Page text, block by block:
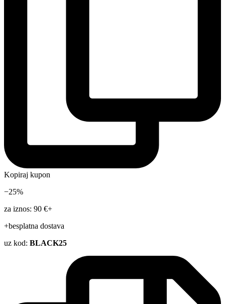
Kopiraj kupon
−25%
za iznos: 90 €+
+besplatna dostava
uz kod: BLACK25